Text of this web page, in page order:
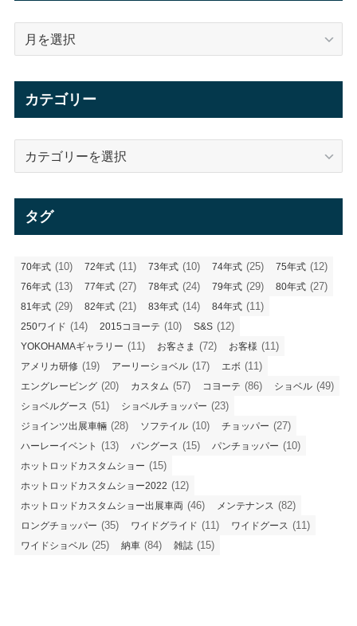
カテゴリー
タグ
70年式 (10) 72年式 (11) 73年式 (10) 74年式 (25) 75年式 (12)
76年式 (13) 77年式 (27) 78年式 (24) 79年式 (29) 80年式 (27)
81年式 (29) 82年式 (21) 83年式 (14) 84年式 (11)
250ワイド (14) 2015コヨーテ (10) S&S (12)
YOKOHAMAギャラリー (11) お客さま (72) お客様 (11)
アメリカ研修 (19) アーリーショベル (17) エボ (11)
エングレービング (20) カスタム (57) コヨーテ (86) ショベル (49)
ショベルグース (51) ショベルチョッパー (23)
ジョインツ出展車輛 (28) ソフテイル (10) チョッパー (27)
ハーレーイベント (13) パングース (15) パンチョッパー (10)
ホットロッドカスタムショー (15)
ホットロッドカスタムショー2022 (12)
ホットロッドカスタムショー出展車両 (46) メンテナンス (82)
ロングチョッパー (35) ワイドグライド (11) ワイドグース (11)
ワイドショベル (25) 納車 (84) 雑誌 (15)